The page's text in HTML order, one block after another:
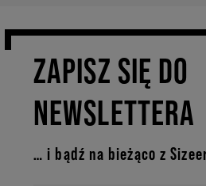
ZAPISZ SIĘ DO
NEWSLETTERA
… i bądź na bieżąco z